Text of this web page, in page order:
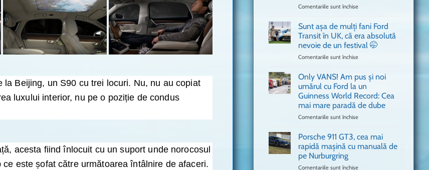
Beijing, un S90 cu trei locuri. Nu, nu au copiat
luxului interior, nu pe o poziție de condus
acesta fiind înlocuit cu un suport unde norocosul
este șofat către următoarea întâlnire de afaceri.
Comentariile sunt închise
a
adus
în
București
Ferrari
Formula
1
Sunt așa de mulți fani Ford
Transit în UK, că era absolută
nevoie de un festival 🤭
Comentariile sunt închise
de
mulți
fani
Ford
că
era
Only VANS! Am pus și noi
umărul cu Ford la un
Guinness World Record: Cea
mai mare paradă de dube
Comentariile sunt închise
Am
pus
Porsche 911 GT3, cea mai
rapidă mașină cu manuală de
pe Nurburgring
Comentariile sunt închise